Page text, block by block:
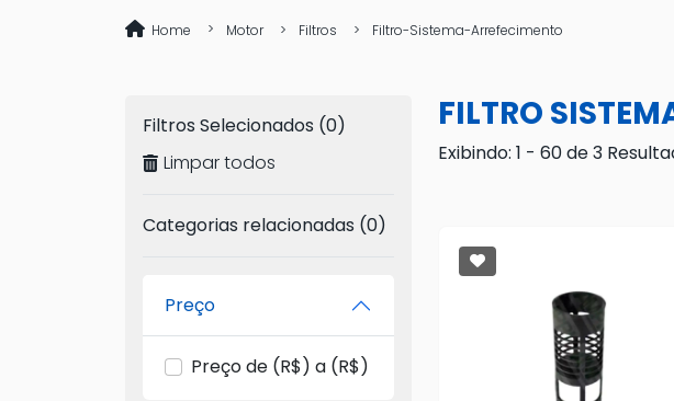
Home Motor Filtros Filtro-Sistema-Arrefecimento
Filtros Selecionados (0)
Limpar todos
Categorias relacionadas (0)
Preço
Preço de (R$) a (R$)
FILTRO
Exibindo: 1 - 60 de 3